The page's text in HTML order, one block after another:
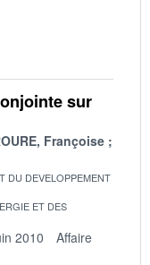
sur
Françoise
DU DEVELOPPEMENT
ET DES
2010
Affaire